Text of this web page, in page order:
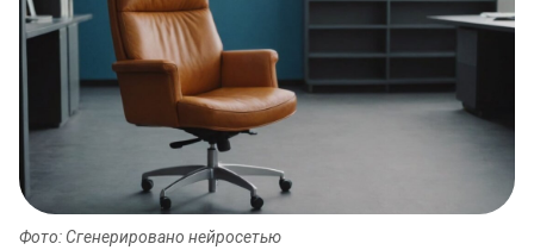
Фото: Сгенерировано нейросетью